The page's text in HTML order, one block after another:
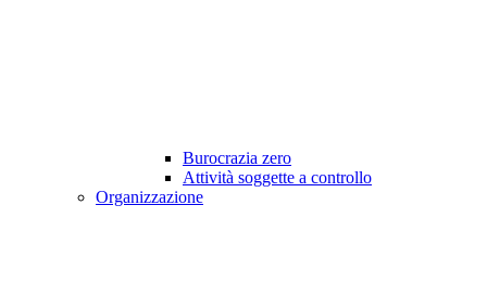
Burocrazia zero
Attività soggette a controllo
Organizzazione